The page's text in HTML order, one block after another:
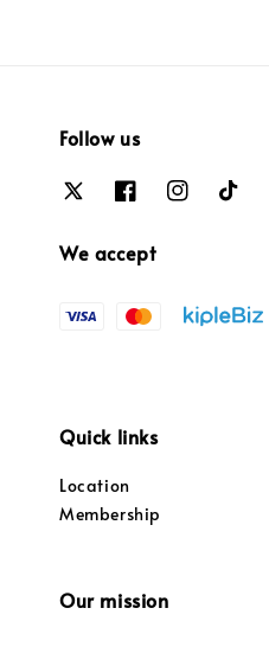
Follow us
We accept
Quick links
Location
Membership
Our mission